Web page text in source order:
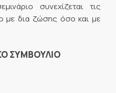
συνεχίζεται τις
με δια ζώσης όσο και με
ΣΥΜΒΟΥΛΙΟ